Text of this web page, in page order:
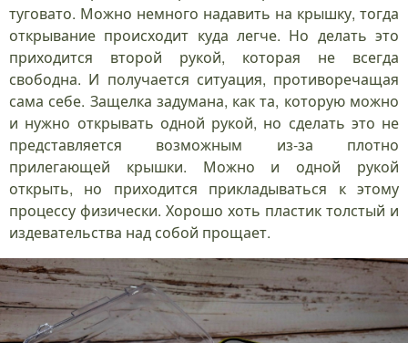
туговато. Можно немного надавить на крышку, тогда
открывание происходит куда легче. Но делать это
приходится второй рукой, которая не всегда
свободна. И получается ситуация, противоречащая
сама себе. Защелка задумана, как та, которую можно
и нужно открывать одной рукой, но сделать это не
представляется возможным из-за плотно
прилегающей крышки. Можно и одной рукой
открыть, но приходится прикладываться к этому
процессу физически. Хорошо хоть пластик толстый и
издевательства над собой прощает.